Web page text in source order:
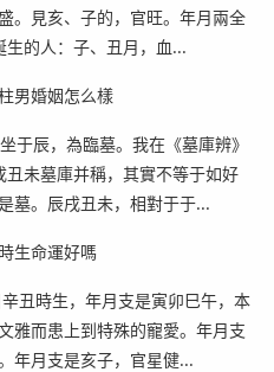
。見亥、子的，官旺。年月兩全
的人：子、丑月，血...
男婚姻怎么樣
辰，為臨墓。我在《墓庫辨》
未墓庫并稱，其實不等于如好
墓。辰戌丑未，相對于于...
生命運好嗎
時生，年月支是寅卯巳午，本
雅而患上到特殊的寵愛。年月支
年月支是亥子，官星健...